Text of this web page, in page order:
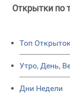
Открытки по
Топ
Утро, День,
Дни Недели